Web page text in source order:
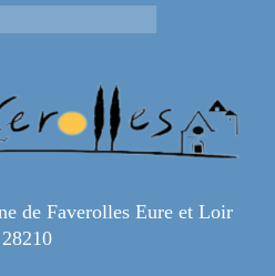
de Faverolles Eure et Loir
28210